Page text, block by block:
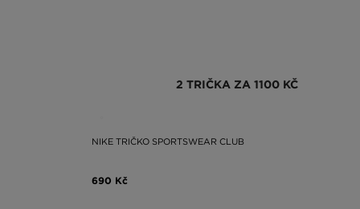
2 TRIČKA ZA 1100 KČ
NIKE TRIČKO SPORTSWEAR CLUB
690 Kč